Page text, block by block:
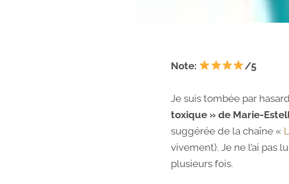
Note: /5
Je suis tombée par
toxique » de Marie-
suggérée de la chaîne «
vivement). Je ne l’ai pas
plusieurs fois.